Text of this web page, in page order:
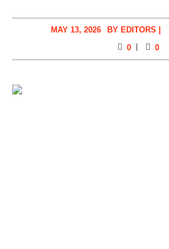
MAY 13, 2026 BY EDITORS
0
0